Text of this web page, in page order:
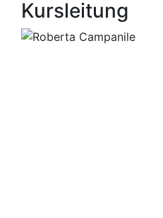
Kursleitung